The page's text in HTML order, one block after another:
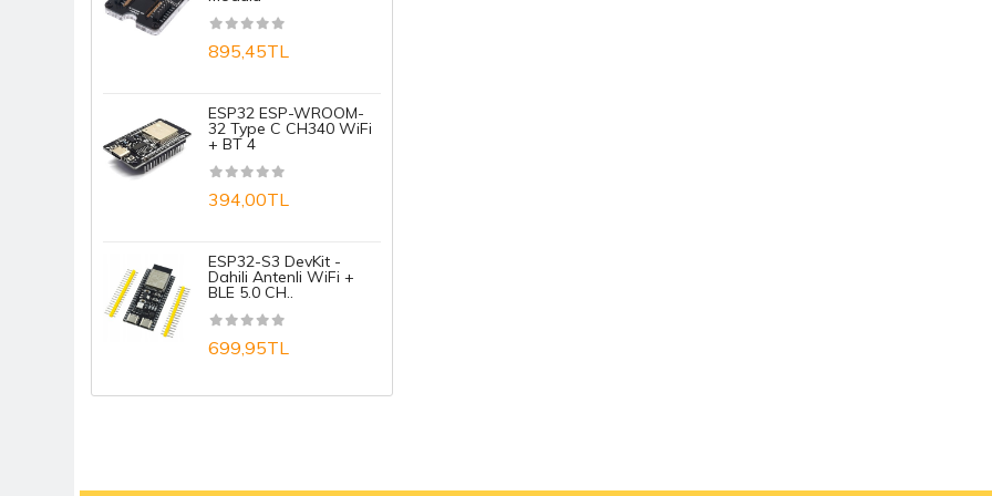
895,45TL
ESP32 ESP-WROOM-
32 Type C CH340 WiFi
+ BT 4
394,00TL
ESP32-S3 DevKit -
Dahili Antenli WiFi +
BLE 5.0 CH..
699,95TL